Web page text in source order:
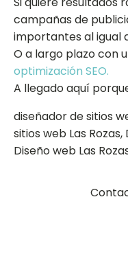
campañas de
importantes al igual
O a largo plazo con
optimización SEO.
A llegado aquí
diseñador de sitios
sitios web Las
Diseño web Las